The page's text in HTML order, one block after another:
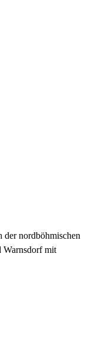
der nordböhmischen
Warnsdorf mit